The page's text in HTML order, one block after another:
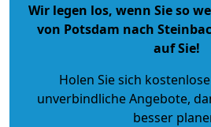
Wir legen los, wenn Sie so
von Potsdam nach
auf Sie!
Holen Sie sich
unverbindliche Angebote,
besser